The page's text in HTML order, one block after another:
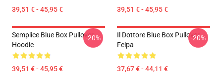
39,51 € - 45,95 € 39,51 € - 45,95 €
Semplice Blue Box Pullover
Hoodie
39,51 € - 45,95 €
-20%
Il Dottore Blue Box Pullover
Felpa
37,67 € - 44,11 €
-20%